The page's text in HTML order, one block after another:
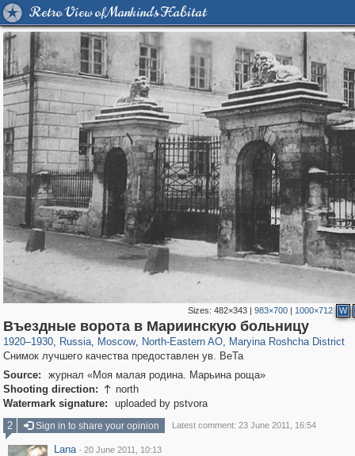
Retro View of Mankind's Habitat
Sizes:482×343 |983×700 | 1000×712 W
Въездные ворота в Мариинскую больницу
1920–1930, Russia
1,406,545 29,243
, Moscow
319,784 8,286
, North-Eastern AO
24,488 250
, Maryina Roshcha District
2,017 27
Снимок лучшего качества предоставлен ув. BeTa
Source:
журнал «Моя малая родина. Марьина роща»
Shooting direction:  north
Watermark signature:
uploaded by pstvora
2
Sign in to share your opinion Latest comment: 23 June 2011, 16:54
Lana · 20 June 2011, 10:13